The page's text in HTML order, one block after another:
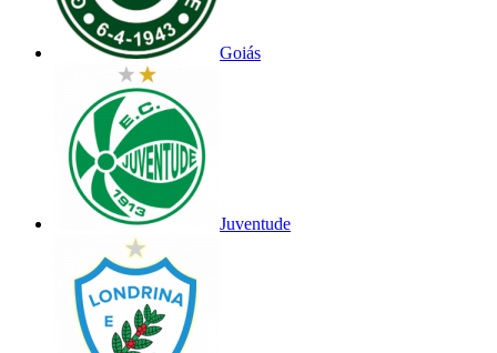
Goiás
Juventude